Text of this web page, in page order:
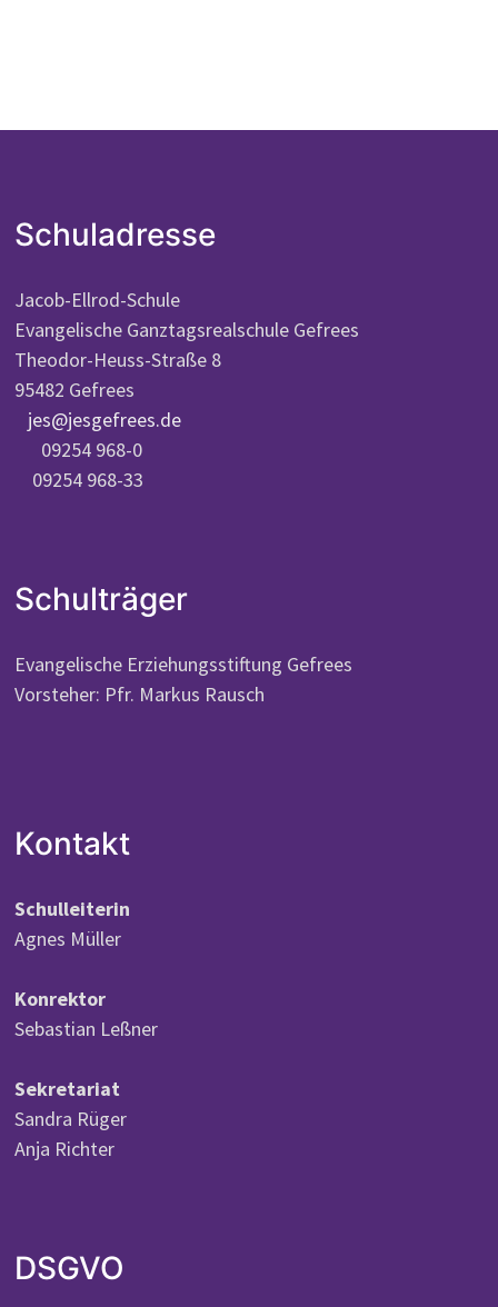
Schuladresse
Jacob-Ellrod-Schule
Evangelische Ganztagsrealschule Gefrees
Theodor-Heuss-Straße 8
95482 Gefrees
jes@jesgefrees.de
09254 968-0
09254 968-33
Schulträger
Evangelische Erziehungsstiftung Gefrees
Vorsteher: Pfr. Markus Rausch
Kontakt
Schulleiterin
Agnes Müller
Konrektor
Sebastian Leßner
Sekretariat
Sandra Rüger
Anja Richter
DSGVO